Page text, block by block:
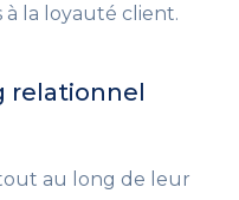
à la loyauté client.
relationnel
au long de leur